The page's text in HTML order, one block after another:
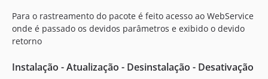
Para o rastreamento do pacote é feito acesso ao WebService
onde é passado os devidos parâmetros e exibido o devido
retorno
Instalação - Atualização - Desinstalação - Desativação